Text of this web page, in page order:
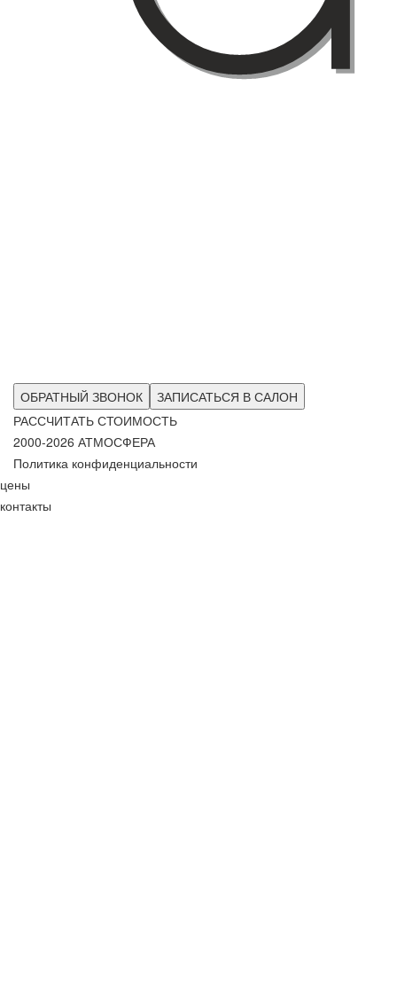
ОБРАТНЫЙ ЗВОНОК
ЗАПИСАТЬСЯ В САЛОН
РАССЧИТАТЬ СТОИМОСТЬ
2000-2026 АТМОСФЕРА
Политика конфиденциальности
цены
контакты